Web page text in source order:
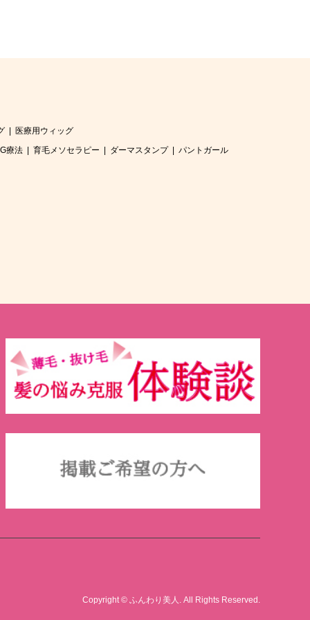
医療用ウィッグ
療法
育毛メソセラピー ダーマスタンプ パントガール
Copyright © ふんわり美人 . All Rights Reserved.